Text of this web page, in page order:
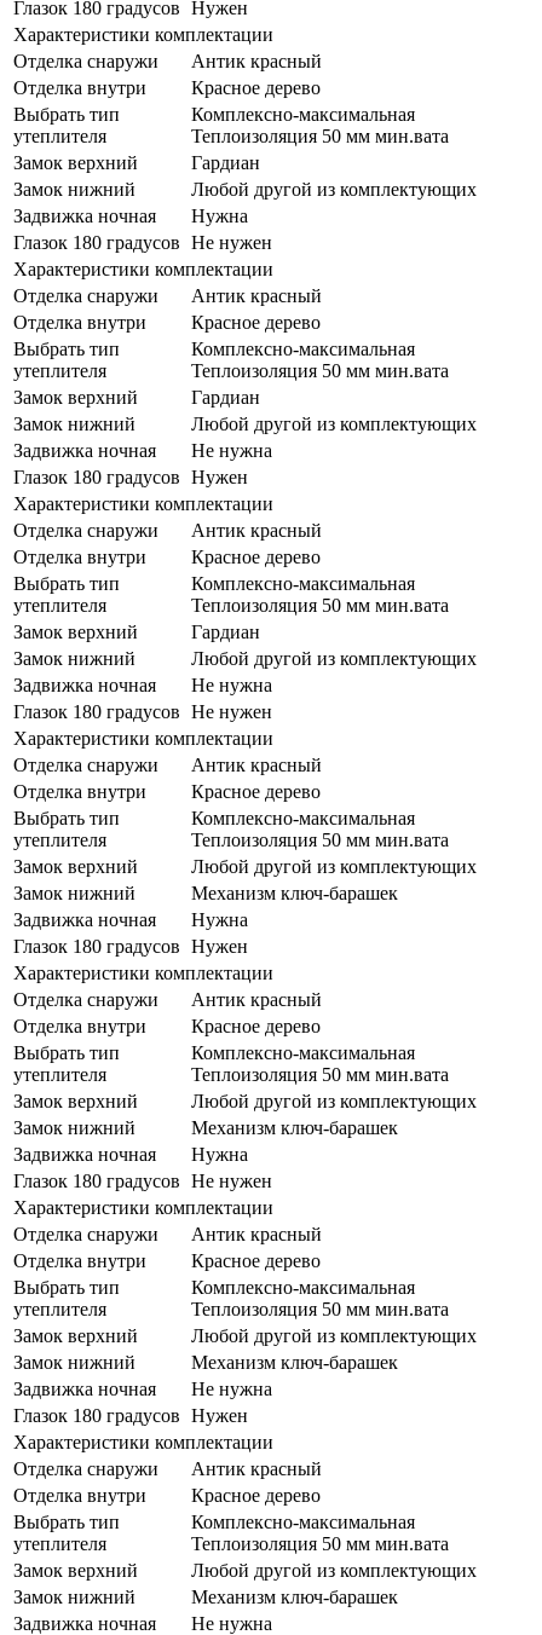
Глазок 180 градусов Нужен
Характеристики комплектации
Отделка снаружи
Антик красный
Отделка внутри
Красное дерево
Выбрать тип
утеплителя
Комплексно-максимальная
Теплоизоляция 50 мм мин.вата
Замок верхний
Гардиан
Замок нижний
Любой другой из комплектующих
Задвижка ночная
Нужна
Глазок 180 градусов Не нужен
Характеристики комплектации
Отделка снаружи
Антик красный
Отделка внутри
Красное дерево
Выбрать тип
утеплителя
Комплексно-максимальная
Теплоизоляция 50 мм мин.вата
Замок верхний
Гардиан
Замок нижний
Любой другой из комплектующих
Задвижка ночная
Не нужна
Глазок 180 градусов Нужен
Характеристики комплектации
Отделка снаружи
Антик красный
Отделка внутри
Красное дерево
Выбрать тип
утеплителя
Комплексно-максимальная
Теплоизоляция 50 мм мин.вата
Замок верхний
Гардиан
Замок нижний
Любой другой из комплектующих
Задвижка ночная
Не нужна
Глазок 180 градусов Не нужен
Характеристики комплектации
Отделка снаружи
Антик красный
Отделка внутри
Красное дерево
Выбрать тип
утеплителя
Комплексно-максимальная
Теплоизоляция 50 мм мин.вата
Замок верхний
Любой другой из комплектующих
Замок нижний
Механизм ключ-барашек
Задвижка ночная
Нужна
Глазок 180 градусов Нужен
Характеристики комплектации
Отделка снаружи
Антик красный
Отделка внутри
Красное дерево
Выбрать тип
утеплителя
Комплексно-максимальная
Теплоизоляция 50 мм мин.вата
Замок верхний
Любой другой из комплектующих
Замок нижний
Механизм ключ-барашек
Задвижка ночная
Нужна
Глазок 180 градусов Не нужен
Характеристики комплектации
Отделка снаружи
Антик красный
Отделка внутри
Красное дерево
Выбрать тип
утеплителя
Комплексно-максимальная
Теплоизоляция 50 мм мин.вата
Замок верхний
Любой другой из комплектующих
Замок нижний
Механизм ключ-барашек
Задвижка ночная
Не нужна
Глазок 180 градусов Нужен
Характеристики комплектации
Отделка снаружи
Антик красный
Отделка внутри
Красное дерево
Выбрать тип
утеплителя
Комплексно-максимальная
Теплоизоляция 50 мм мин.вата
Замок верхний
Любой другой из комплектующих
Замок нижний
Механизм ключ-барашек
Задвижка ночная
Не нужна